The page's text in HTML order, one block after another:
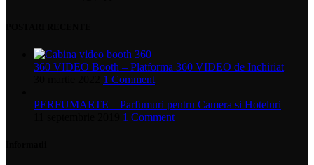
360 VIDEO Booth – Platforma 360 VIDEO de Inchiriat
1 Comment
PERFUMARTE – Parfumuri pentru Camera si Hoteluri
1 Comment